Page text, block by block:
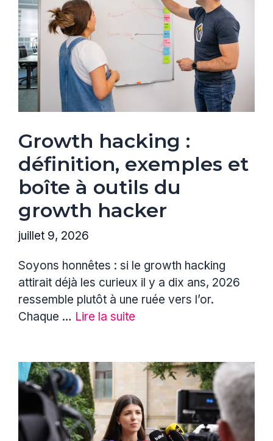
Growth hacking :
définition, exemples et
boîte à outils du
growth hacker
juillet 9, 2026
Soyons honnêtes : si le growth hacking
attirait déjà les curieux il y a dix ans, 2026
ressemble plutôt à une ruée vers l’or.
Chaque … Lire la suite